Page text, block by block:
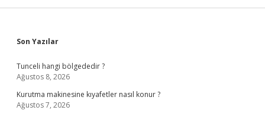
Sidebar
Son Yazılar
Tunceli hangi bölgededir ?
Ağustos 8, 2026
Kurutma makinesine kıyafetler nasıl konur ?
Ağustos 7, 2026